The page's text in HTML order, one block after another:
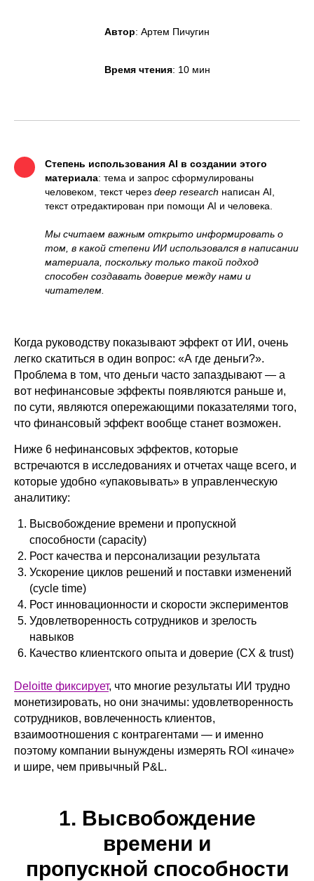
Автор: Артем Пичугин
Время чтения: 10 мин
Степень использования AI в создании этого
материала: тема и запрос сформулированы
человеком, текст через deep research написан AI,
текст отредактирован при помощи AI и человека.
Мы считаем важным открыто информировать о
том, в какой степени ИИ использовался в написании
материала, поскольку только такой подход
способен создавать доверие между нами и
читателем.
Когда руководству показывают эффект от ИИ, очень
легко скатиться в один вопрос: «А где деньги?».
Проблема в том, что деньги часто запаздывают — а
вот нефинансовые эффекты появляются раньше и,
по сути, являются опережающими показателями того,
что финансовый эффект вообще станет возможен.
Ниже 6 нефинансовых эффектов, которые
встречаются в исследованиях и отчетах чаще всего, и
которые удобно «упаковывать» в управленческую
аналитику:
Высвобождение времени и пропускной
способности (capacity)
Рост качества и персонализации результата
Ускорение циклов решений и поставки изменений
(cycle time)
Рост инновационности и скорости экспериментов
Удовлетворенность сотрудников и зрелость
навыков
Качество клиентского опыта и доверие (CX & trust)
Deloitte фиксирует, что многие результаты ИИ трудно
монетизировать, но они значимы: удовлетворенность
сотрудников, вовлеченность клиентов,
взаимоотношения с контрагентами — и именно
поэтому компании вынуждены измерять ROI «иначе»
и шире, чем привычный P&L.
1. Высвобождение
времени и
пропускной способности